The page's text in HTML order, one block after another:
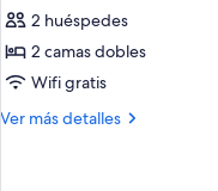
Habitación
Estándar
(2
adultos)
2 huéspedes
2 camas dobles
Wifi gratis
Ver más detalles
Más